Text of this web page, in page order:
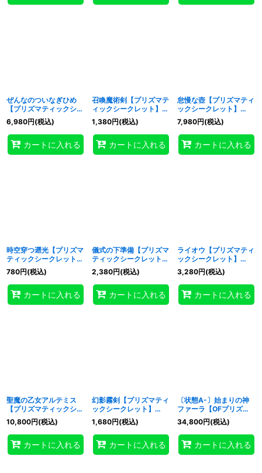
ぜんなのついなぎひめ
【プリズマティックシー
クレット】{CORI-
JP043}《リンク》
6,980円(税込)
カートに入れる
召喚魔術剣【プリズマテ
ィックシークレット】
{CORI-JP053}《魔法》
1,380円(税込)
カートに入れる
怠慢な壺【プリズマティ
ックシークレット】
{CORI-JP061}《魔法》
7,980円(税込)
カートに入れる
時空穿つ遡光【プリズマ
ティックシークレット】
{CORI-JP079}《罠》
780円(税込)
カートに入れる
儀式の下準備【プリズマ
ティックシークレット】
{CORI-JPS11}《魔法》
2,380円(税込)
カートに入れる
ライオウ【プリズマティ
ックシークレット】
{CORI-JPS12}《モンス
ター》
3,280円(税込)
カートに入れる
聖魔の乙女アルテミス
【プリズマティックシー
クレット】{CORI-
JPS13}《リンク》
10,800円(税込)
カートに入れる
幻影霧剣【プリズマティ
ックシークレット】
{CORI-JPS14}《罠》
1,680円(税込)
カートに入れる
〔状態A-〕始まりの神
ファーラ【OFプリズマ
ティックシークレット】
{CORI-JP022}《モンス
ター》
34,800円(税込)
カートに入れる